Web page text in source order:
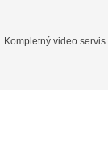
Kompletný video